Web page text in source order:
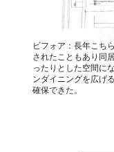
ビフォア：長年こち
されたこともあり同
ったりとした空間に
ンダイニングを広げ
確保できた。